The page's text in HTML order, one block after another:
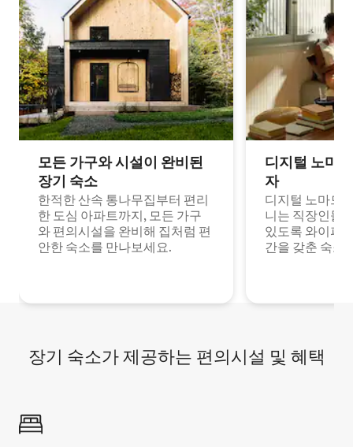
모든 가구와 시설이 완비된
장기 숙소
한적한 산속 통나무집부터 편리
한 도심 아파트까지, 모든 가구
와 편의시설을 완비해 집처럼 편
안한 숙소를 만나보세요.
디지털 노마
자
디지털 노마드
니는 직장인들
있도록 와이파
간을 갖춘 숙소
장기 숙소가 제공하는 편의시설 및 혜택